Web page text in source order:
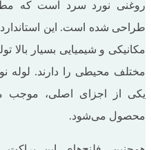
طراحی شده است. این
مکانیکی و شیمیایی بسیار بالا
مختلف محیطی را دارند. لوله
یکی از اجزای اصلی، موجب
محصول می‌شود.